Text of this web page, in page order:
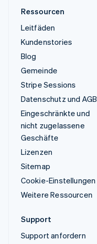
Ressourcen
Leitfäden
Kundenstories
Blog
Gemeinde
Stripe Sessions
Datenschutz und AGB
Eingeschränkte und
nicht zugelassene
Geschäfte
Lizenzen
Sitemap
Cookie-Einstellungen
Weitere Ressourcen
Support
Support anfordern